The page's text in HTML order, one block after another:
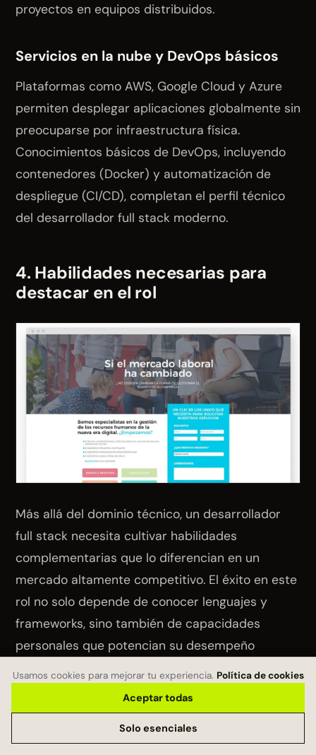
proyectos en equipos distribuidos.
Servicios en la nube y DevOps básicos
Plataformas como AWS, Google Cloud y Azure
permiten desplegar aplicaciones globalmente sin
preocuparse por infraestructura física.
Conocimientos básicos de DevOps, incluyendo
contenedores (Docker) y automatización de
despliegue (CI/CD), completan el perfil técnico
del desarrollador full stack moderno.
4. Habilidades necesarias para
destacar en el rol
Más allá del dominio técnico, un desarrollador
full stack necesita cultivar habilidades
complementarias que lo diferencian en un
mercado altamente competitivo. El éxito en este
rol no solo depende de conocer lenguajes y
frameworks, sino también de capacidades
personales que potencian su desempeño
profesional.
Pensamiento lógico y resolución de
problemas
Usamos cookies para mejorar tu experiencia. Política de cookies
Aceptar todas
Solo esenciales